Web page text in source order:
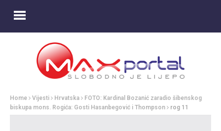
Home Vijesti Hrvatska
FOTO: Kardinal Bozanić zaradio šibenskog
biskupa mons. Rogića: Gosti Hasanbegović i Thompson
rog 11